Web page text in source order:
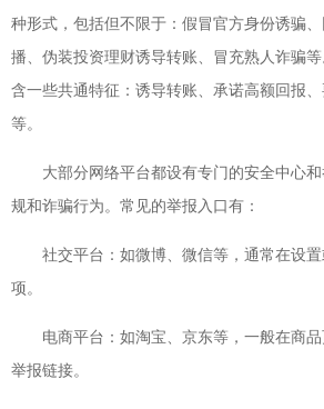
种形式，包括但不限于：假冒官方身份诱骗
播、伪装投资理财诱导转账、冒充熟人诈骗
含一些共通特征：诱导转账、承诺高额回报
等。
大部分网络平台都设有专门的安全中心
规和诈骗行为。常见的举报入口有：
社交平台：如微博、微信等，通常在设
项。
电商平台：如淘宝、京东等，一般在商
举报链接。